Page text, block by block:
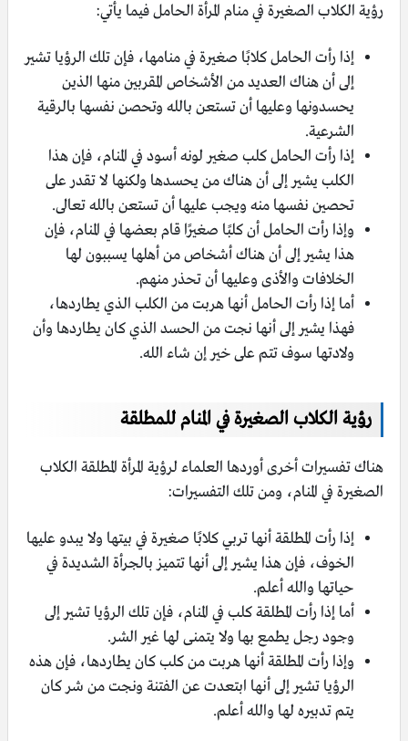
رؤية الكلاب الصغيرة في منام المرأة الحامل فيما يأتي:
إذا رأت الحامل كلابًا صغيرة في منامها، فإن تلك الرؤيا تشير
إلى أن هناك العديد من الأشخاص المقربين منها الذين
يحسدونها وعليها أن تستعن بالله وتحصن نفسها بالرقية
الشرعية.
إذا رأت الحامل كلب صغير لونه أسود في المنام، فإن هذا
الكلب يشير إلى أن هناك من يحسدها ولكنها لا تقدر على
تحصين نفسها منه ويجب عليها أن تستعن بالله تعالى.
وإذا رأت الحامل أن كلبًا صغيرًا قام بعضها في المنام، فإن
هذا يشير إلى أن هناك أشخاص من أهلها يسببون لها
الخلافات والأذى وعليها أن تحذر منهم.
أما إذا رأت الحامل أنها هربت من الكلب الذي يطاردها،
فهذا يشير إلى أنها نجت من الحسد الذي كان يطاردها وأن
ولادتها سوف تتم على خير إن شاء الله.
رؤية الكلاب الصغيرة في المنام للمطلقة
هناك تفسيرات أخرى أوردها العلماء لرؤية المرأة المطلقة الكلاب
الصغيرة في المنام، ومن تلك التفسيرات:
إذا رأت المطلقة أنها تربي كلابًا صغيرة في بيتها ولا يبدو عليها
الخوف، فإن هذا يشير إلى أنها تتميز بالجرأة الشديدة في
حياتها والله أعلم.
أما إذا رأت المطلقة كلب في المنام، فإن تلك الرؤيا تشير إلى
وجود رجل يطمع بها ولا يتمنى لها غير الشر.
وإذا رأت المطلقة أنها هربت من كلب كان يطاردها، فإن هذه
الرؤيا تشير إلى أنها ابتعدت عن الفتنة ونجت من شر كان
يتم تدبيره لها والله أعلم.